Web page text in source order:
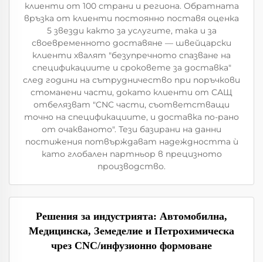
клиенти от 100 страни и региона. Обратната
връзка от клиенти постоянно поставя оценка
5 звезди както за услугите, така и за
своевременното доставяне — швейцарски
клиенти хвалят "безупречното спазване на
спецификациите и сроковете за доставка"
след години на сътрудничество при поръчкови
стоманени части, докато клиенти от САЩ
отбелязват "CNC части, съответстващи
точно на спецификациите, и доставка по-рано
от очакваното". Тези базирани на данни
постижения потвърждават надеждността ѝ
като глобален партньор в прецизното
производство.
Решения за индустрията: Автомобилна,
Медицинска, Земеделие и Петрохимическа
чрез CNC/инфузионно формоване